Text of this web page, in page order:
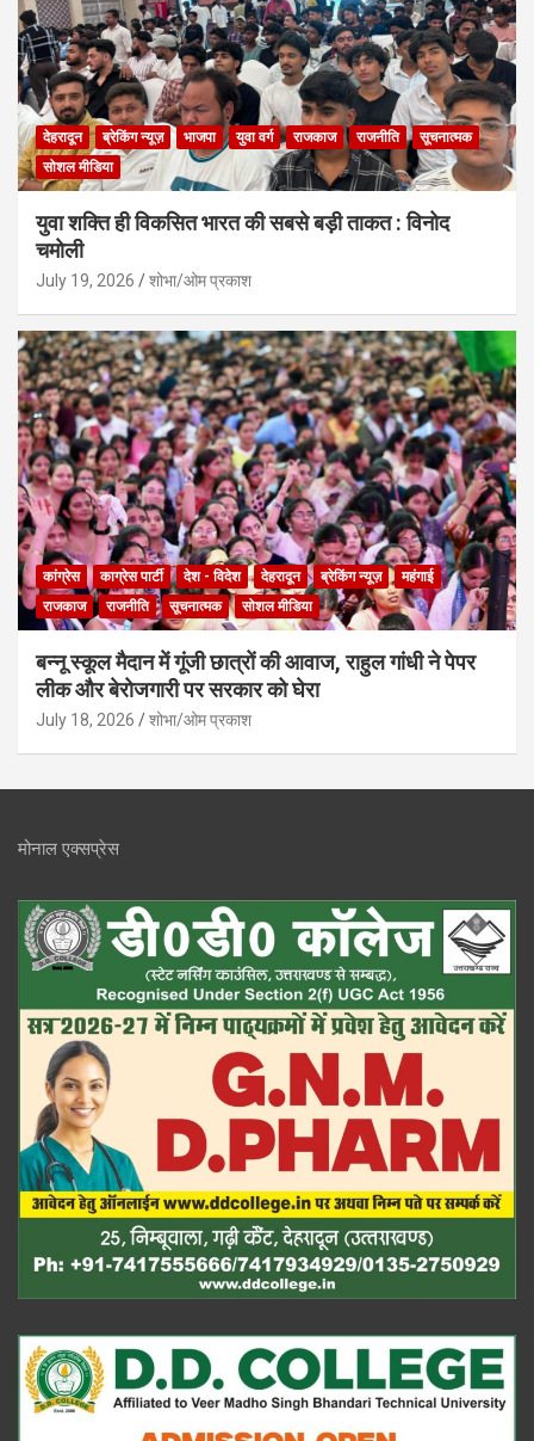
देहरादून ब्रेकिंग न्यूज़ भाजपा युवा वर्ग राजकाज राजनीति
सूचनात्मक
सोशल मीडिया
युवा शक्ति ही विकसित भारत की सबसे बड़ी ताकत : विनोद
चमोली
July 19, 2026 शोभा/ओम प्रकाश
कांग्रेस काग्रेस पार्टी देश - विदेश देहरादून ब्रेकिंग न्यूज़
महंगाई
राजकाज
राजनीति सूचनात्मक सोशल मीडिया
बन्नू स्कूल मैदान में गूंजी छात्रों की आवाज, राहुल गांधी ने पेपर
लीक और बेरोजगारी पर सरकार को घेरा
July 18, 2026 शोभा/ओम प्रकाश
मोनाल एक्सप्रेस